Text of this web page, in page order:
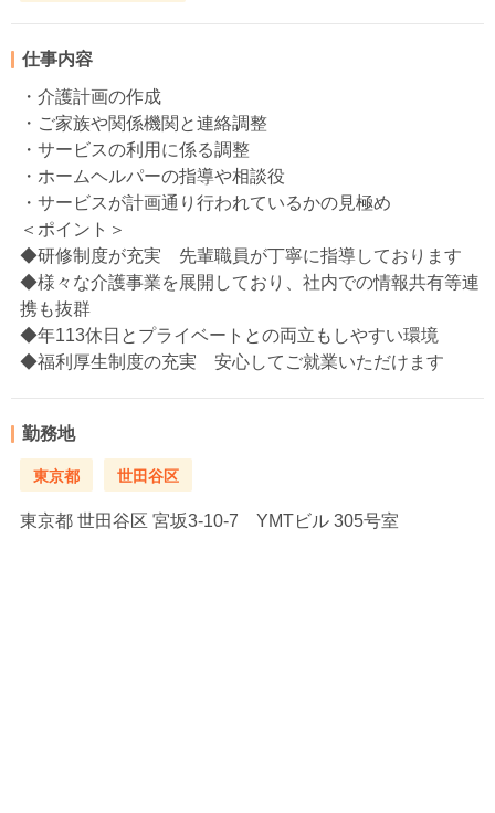
仕事内容
・介護計画の作成
・ご家族や関係機関と連絡調整
・サービスの利用に係る調整
・ホームヘルパーの指導や相談役
・サービスが計画通り行われているかの見極め
＜ポイント＞
◆研修制度が充実 先輩職員が丁寧に指導しております
◆様々な介護事業を展開しており、社内での情報共有等連
携も抜群
◆年113休日とプライベートとの両立もしやすい環境
◆福利厚生制度の充実 安心してご就業いただけます
勤務地
東京都 世田谷区
東京都 世田谷区 宮坂3-10-7 YMTビル 305号室